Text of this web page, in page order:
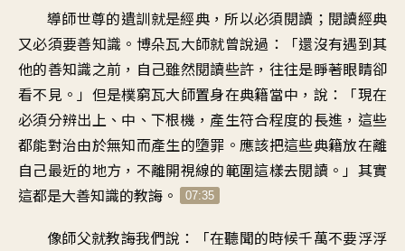
導師世尊的遺訓就是經典 ，所以必須閱讀 ； 閱讀經典
又必須要善知識 。 博朵瓦大師就曾說過 ：「還沒有遇到其
他的善知識之前 ， 自己雖然閱讀些許 ， 往往是睜著眼睛卻
看不見 。」 但是樸窮瓦大師置身在典籍當中 ， 說：「現在
必須分辨出上、中、下根機 ， 產生符合程度的長進 ， 這些
都能對治由於無知而產生的墮罪 。應該把這些典籍放在離
自己最近的地方 ， 不離開視線的範圍這樣去閱讀 。」 其實
這都是大善知識的教誨 。 07:35
像師父就教誨我們說 ：「在聽聞的時候千萬不要浮浮